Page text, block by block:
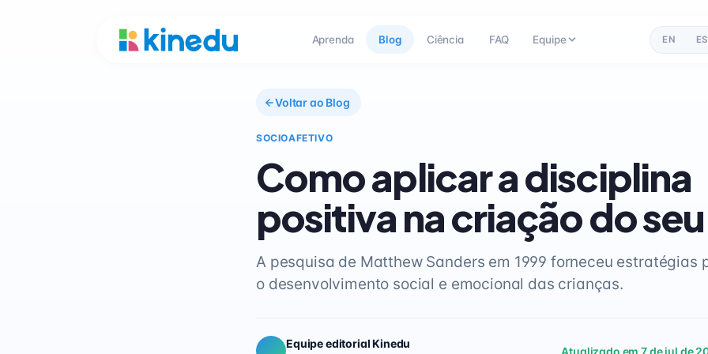
Aprenda Blog Ciência FAQ Equipe EN ES
Voltar ao Blog
SOCIOAFETIVO
Como aplicar a disciplina
positiva na criação do
A pesquisa de Matthew Sanders em 1999 forneceu estratégias
o desenvolvimento social e emocional das crianças.
Equipe editorial Kinedu
Atualizado em 7 de jul de